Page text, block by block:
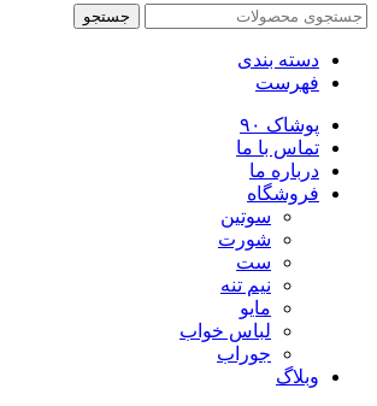
جستجو
دسته بندی
فهرست
پوشاک ۹۰
تماس با ما
درباره ما
فروشگاه
سوتین
شورت
ست
نیم تنه
مایو
لباس خواب
جوراب
وبلاگ